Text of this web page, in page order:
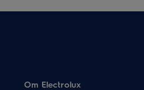
Om Electrolux